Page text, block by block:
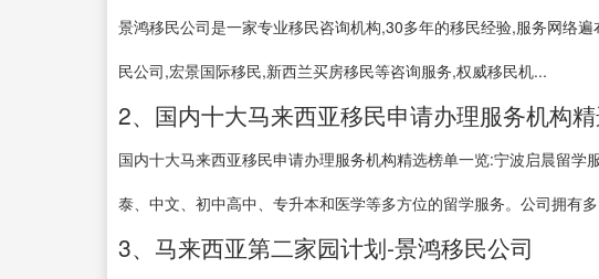
景鸿移民公司是一家专业移民咨询机构,30多年的移民经验,服务网络
民公司,宏景国际移民,新西兰买房移民等咨询服务,权威移民机...
2、国内十大马来西亚移民申请办理服务机构
国内十大马来西亚移民申请办理服务机构精选榜单一览:宁波启晨留
泰、中文、初中高中、专升本和医学等多方位的留学服务。公司拥有
3、马来西亚第二家园计划-景鸿移民公司